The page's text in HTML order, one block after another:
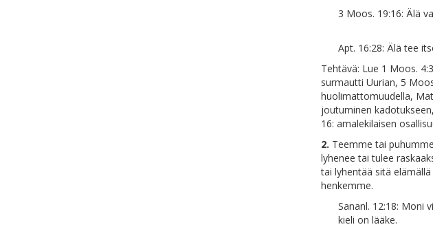
3 Moos. 19:16: Älä
Apt. 16:28: Älä tee
Tehtävä: Lue 1 Moos.
surmautti Uurian, 5
huolimattomuudella,
joutuminen
16: amalekilaisen
2. Teemme tai
lyhenee tai tulee
tai lyhentää sitä
henkemme.
Sananl. 12:18: Moni
kieli on lääke.